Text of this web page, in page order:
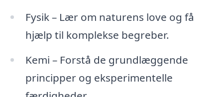
Fysik – Lær om naturens love og få
hjælp til komplekse begreber.
Kemi – Forstå de grundlæggende
principper og eksperimentelle